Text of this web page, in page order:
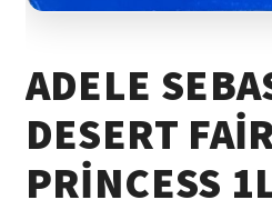
ADELE
DESERT
PRINCESS